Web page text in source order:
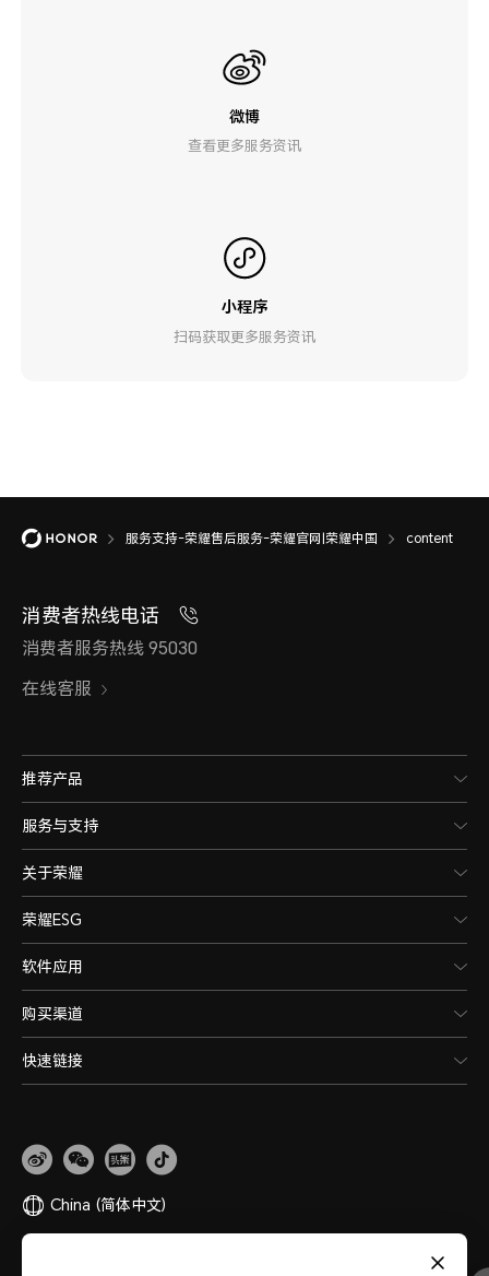
微博
查看更多服务资讯
小程序
扫码获取更多服务资讯
服务支持-荣耀售后服务-荣耀官网|荣耀中国 content
消费者热线电话
消费者服务热线 95030
在线客服
推荐产品
服务与支持
关于荣耀
荣耀ESG
软件应用
购买渠道
快速链接
China (简体中文)